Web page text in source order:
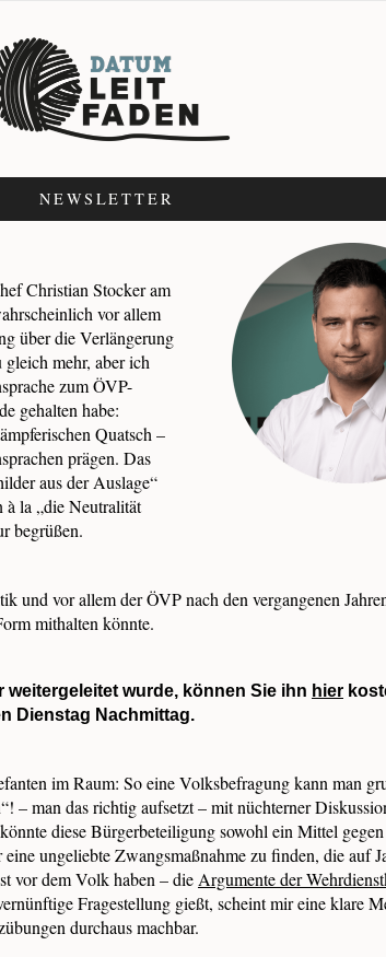
NEWSLETTER
Christian Stocker am
vor allem
über die Verlängerung
mehr, aber ich
zum ÖVP-
gehalten habe:
Quatsch –
prägen. Das
aus der Auslage“
à la „die Neutralität
begrüßen.
und vor allem der ÖVP nach den vergangenen
mithalten könnte.
weitergeleitet wurde, können Sie ihn hier
Dienstag Nachmittag.
im Raum: So eine Volksbefragung kann man
– man das richtig aufsetzt – mit nüchterner
diese Bürgerbeteiligung sowohl ein Mittel
ungeliebte Zwangsmaßnahme zu finden, die auf
vor dem Volk haben – die Argumente der
Fragestellung gießt, scheint mir eine klare
durchaus machbar.